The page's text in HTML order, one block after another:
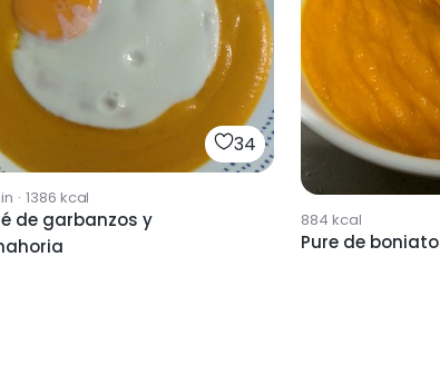
34
· 1386 kcal
de garbanzos y
884 kcal
Pure de boniato